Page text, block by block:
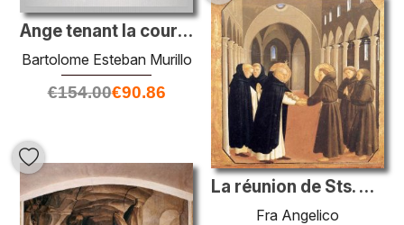
Ange tenant la couronne d'épines
Bartolome Esteban Murillo
€154.00€90.86
La réunion de Sts. Dominic et Francis d'Assisi
Fra Angelico